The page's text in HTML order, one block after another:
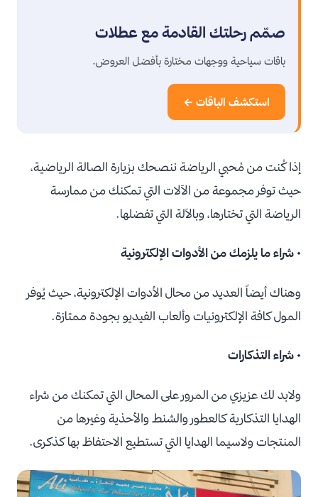
صمّم رحلتك القادمة مع عطلات
باقات سياحية ووجهات مختارة بأفضل العروض.
استكشف الباقات ←
إذا كُنت من مُحبي الرياضة ننصحك بزيارة الصالة الرياضية،
حيث توفر مجموعة من الآلات التي تمكنك من ممارسة
الرياضة التي تختارها، وبالآلة التي تفضلها.
• شراء ما يلزمك من الأدوات الإلكترونية
وهناك أيضاً العديد من محال الأدوات الإلكترونية، حيث يُوفر
المول كافة الإلكترونيات وألعاب الفيديو بجودة ممتازة.
• شراء التذكارات
ولابد لك عزيزي من المرور على المحال التي تمكنك من شراء
الهدايا التذكارية كالعطور والشنط والأحذية وغيرها من
المنتجات ولاسيما الهدايا التي تستطيع الاحتفاظ بها كذكرى.